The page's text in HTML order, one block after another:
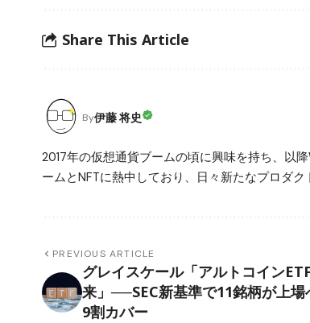
Share This Article
By伊藤 将史
2017年の仮想通貨ブームの頃に興味を持ち、以
ームとNFTに熱中しており、日々新たなプロダ
PREVIOUS ARTICLE
グレイスケール「アルトコイン
来」──SEC新基準で11銘柄が上場
9割カバー